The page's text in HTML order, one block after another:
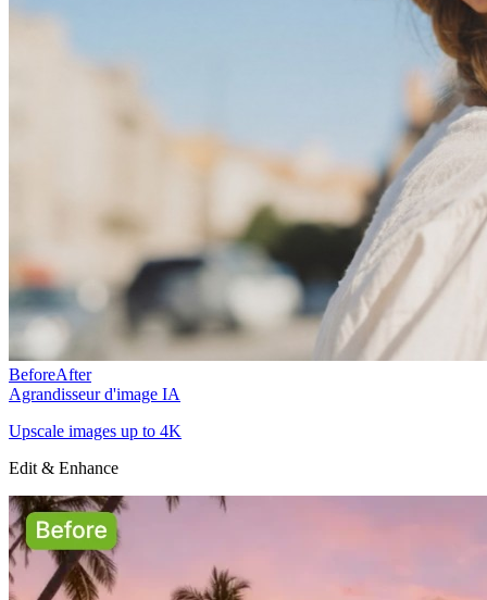
BeforeAfter
Agrandisseur d'image IA
Upscale images up to 4K
Edit & Enhance